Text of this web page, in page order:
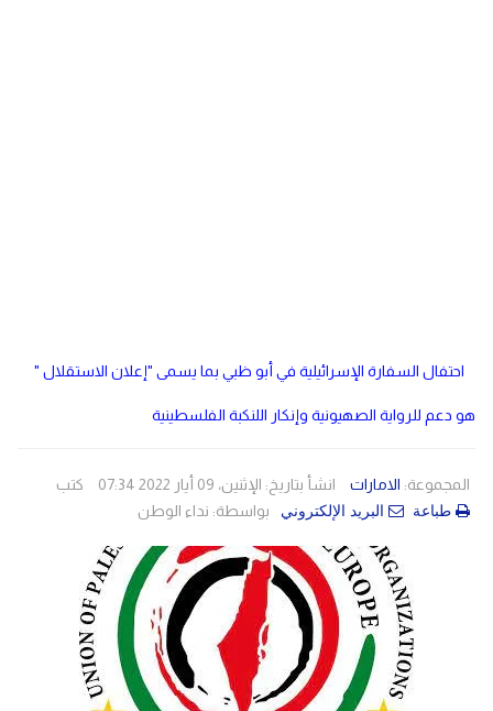
احتفال السفارة الإسرائيلية في أبو ظبي بما يسمى "إعلان الاستقلال "
هو دعم للرواية الصهيونية وإنكار اللنكبة الفلسطينية
المجموعة: الامارات انشأ بتاريخ: الإثنين، 09 أيار 2022 07:34
كتب
بواسطة: نداء الوطن طباعة البريد الإلكتروني